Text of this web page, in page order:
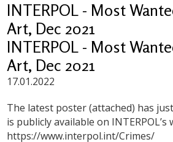
INTERPOL - Most
Art, Dec 2021
INTERPOL - Most
Art, Dec 2021
17.01.2022
The latest poster (attached) has
is publicly available on INTERPOL’s
https://www.interpol.int/Crimes/